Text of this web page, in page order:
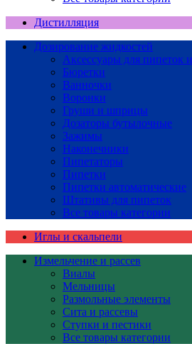
Дистилляция
Дозирование жидкостей
Аксессуары для пипеток
Бюретки
Ванночки
Воронки
Груши и шприцы
Дозаторы бутылочные
Зажимы
Наконечники
Пипетаторы
Пипетки
Пипетки автоматические
Штативы для пипеток
Все товары категории
Иглы и скальпели
Измельчение и рассев
Виалы
Мельницы
Размольные элементы
Сита и рассевы
Ступки и пестики
Все товары категории